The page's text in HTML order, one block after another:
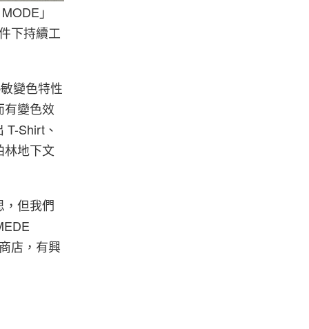
MODE」
下持續工
變色特性
有變色效
Shirt、
林地下文
，但我們
店，有興